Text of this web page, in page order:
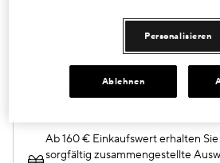
Ab 160 € Einkaufswert erhalten
sorgfältig zusammengestellte
Personalisieren
Ablehnen